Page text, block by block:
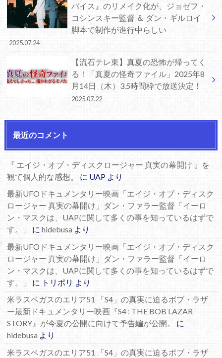
バイス』のリメイク化が、ジョゼフ・
コシンスキー監督 ＆ ダン・ギルロイ
脚本で制作が進行中らしい
2025.07.24
【流石テレ東】真夏の恐怖が帰ってく
る！「真夏の怪奇ファイル」2025年8
月14日（木）3.5時間枠で放送決定！
2025.07.22
最近のコメント
『 エイジ・オブ・ディスクロージャー 真実の幕開け 』を
観て個人的な感想。
に UAPより
最新UFOドキュメンタリー映画「エイジ・オブ・ディスク
ロージャー 真実の幕開け」ダン・ファラー監督「イーロ
ン・マスクは、UAPに関して多くの事を知っているはずで
す。」
に hidebusaより
最新UFOドキュメンタリー映画「エイジ・オブ・ディスク
ロージャー 真実の幕開け」ダン・ファラー監督「イーロ
ン・マスクは、UAPに関して多くの事を知っているはずで
す。」
に トリポリ より
米ラスベガスのエリア51 「S4」の真実に迫るボブ・ラザ
ー最新ドキュメンタリー映画『S4 : THE BOB LAZAR
STORY』が今夏の公開に向けて予告編が公開。
に
hidebusaより
米ラスベガスのエリア51 「S4」の真実に迫るボブ・ラザ